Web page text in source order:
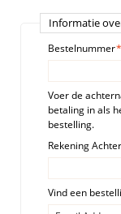
Informatie
Bestelnummer*
Voer de
betaling in als
bestelling.
Rekening
Vind een